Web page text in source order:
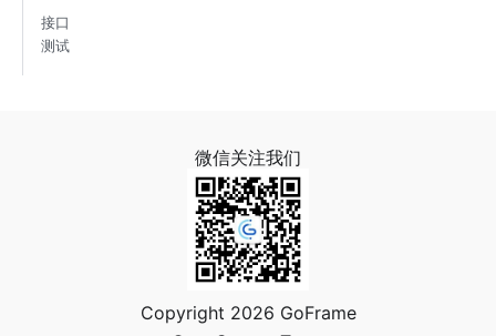
接口
测试
微信关注我们
Copyright 2026 GoFrame